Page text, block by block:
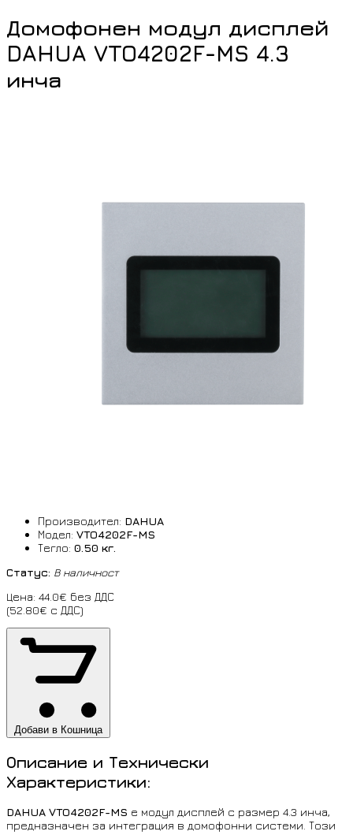
Домофонен модул дисплей
DAHUA VTO4202F-MS 4.3
инча
Производител: DAHUA
Модел: VTO4202F-MS
Тегло: 0.50 кг.
Статус: В наличност
Цена: 44.0€ без ДДС
(52.80€ с ДДС)
Добави в Кошница
Описание и Технически
Характеристики:
DAHUA VTO4202F-MS е модул дисплей с размер 4.3 инча,
предназначен за интеграция в домофонни системи. Този